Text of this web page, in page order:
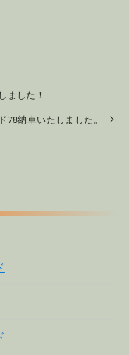
ました！
納車いたしました。